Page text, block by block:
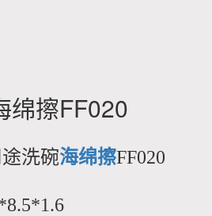
绵擦FF020
洗碗海绵擦FF020